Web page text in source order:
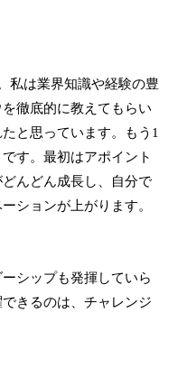
私は業界知識や経験の豊
徹底的に教えてもらい
と思っています。もう1
す。最初はアポイント
んどん成長し、自分で
ションが上がります。
シップも発揮していら
きるのは、チャレンジ